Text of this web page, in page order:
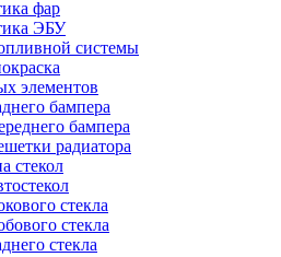
фар
ЭБУ
системы
элементов
бампера
бампера
радиатора
стекол
стекла
стекла
стекла